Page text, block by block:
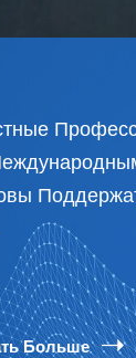
Больше